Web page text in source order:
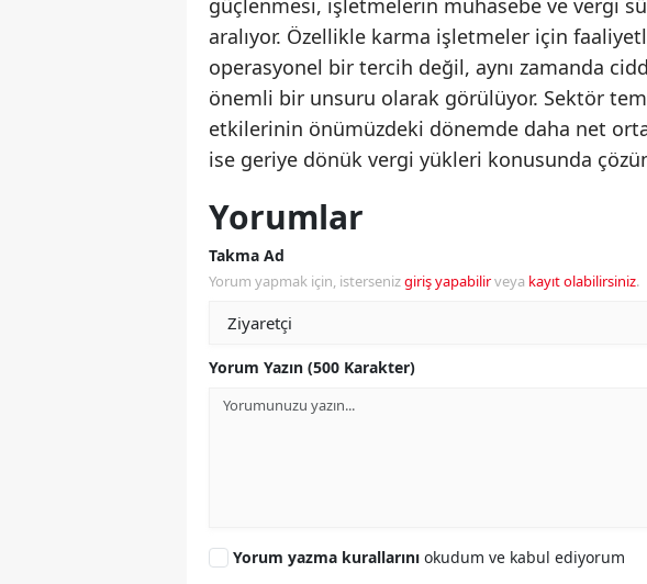
güçlenmesi, işletmelerin muhasebe ve vergi
aralıyor. Özellikle karma işletmeler için
operasyonel bir tercih değil, aynı zamanda
önemli bir unsuru olarak görülüyor. Sektör
etkilerinin önümüzdeki dönemde daha net
ise geriye dönük vergi yükleri konusunda
Yorumlar
Takma Ad
Yorum yapmak için, istersenizgiriş yapabilirveya kayıt olabilirsiniz.
Yorum Yazın (500 Karakter)
Yorum yazma kurallarını okudum ve kabul ediyorum